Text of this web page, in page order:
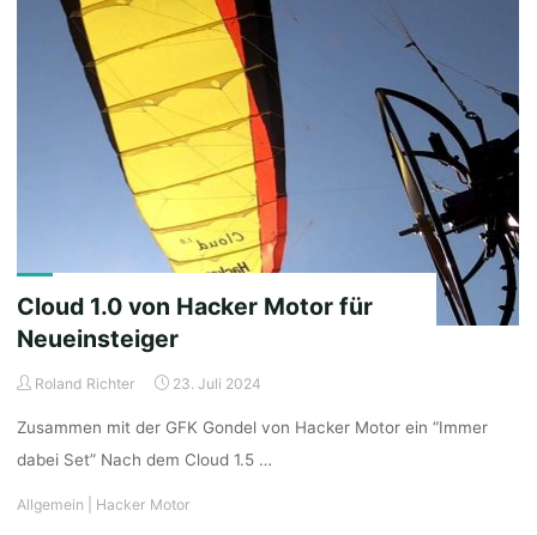
Ein
Flug,
der
neugierig
macht"
Cloud 1.0 von Hacker Motor für
Neueinsteiger
Roland Richter 23. Juli 2024
Zusammen mit der GFK Gondel von Hacker Motor ein “Immer
dabei Set” Nach dem Cloud 1.5 …
Allgemein Hacker Motor